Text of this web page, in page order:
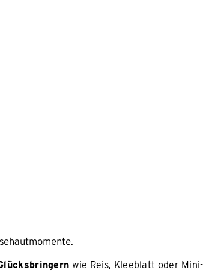
wie Reis, Kleeblatt oder Mini-